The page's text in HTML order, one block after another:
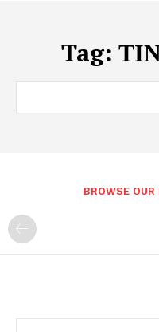
Tag:
BROWSE